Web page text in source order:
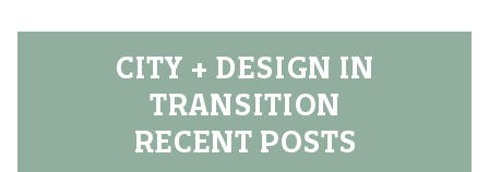
CITY + DESIGN IN
TRANSITION
RECENT POSTS